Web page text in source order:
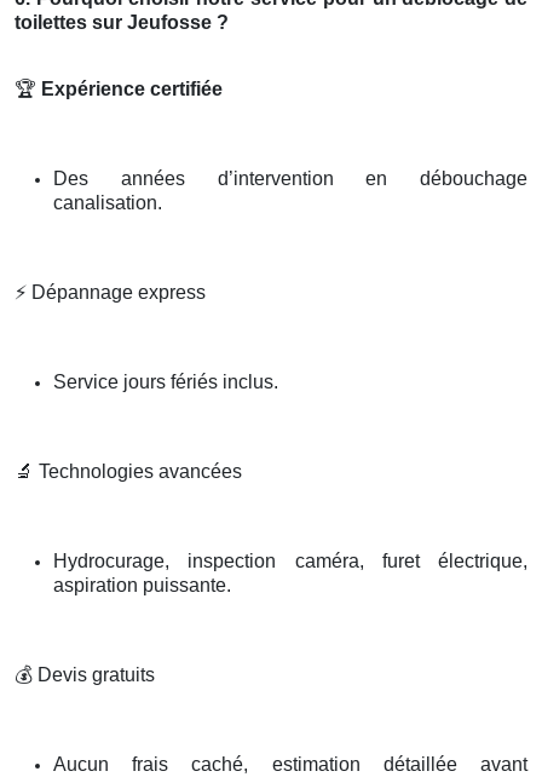
toilettes sur Jeufosse ?
🏆 Expérience certifiée
Des années d’intervention en débouchage
canalisation.
⚡ Dépannage express
Service jours fériés inclus.
🔬 Technologies avancées
Hydrocurage, inspection caméra, furet électrique,
aspiration puissante.
💰 Devis gratuits
Aucun frais caché, estimation détaillée avant